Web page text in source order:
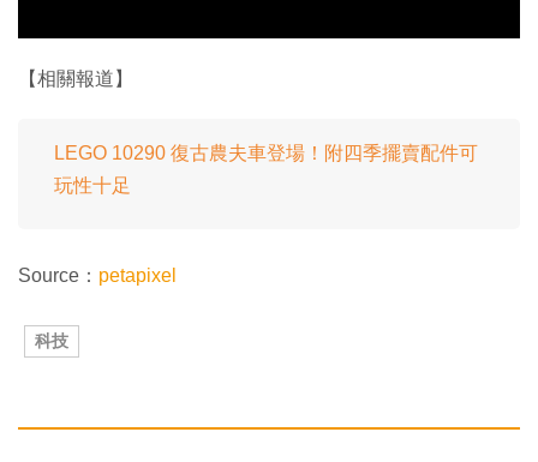
【相關報道】
LEGO 10290 復古農夫車登場！附四季擺賣配件可
玩性十足
Source： petapixel
科技